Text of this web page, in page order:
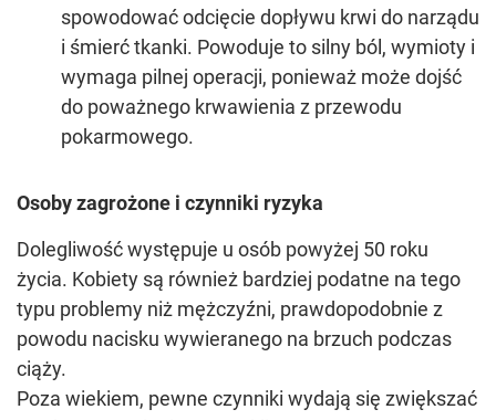
spowodować odcięcie dopływu krwi do narządu
i śmierć tkanki. Powoduje to silny ból, wymioty i
wymaga pilnej operacji, ponieważ może dojść
do poważnego krwawienia z przewodu
pokarmowego.
Osoby zagrożone i czynniki ryzyka
Dolegliwość występuje u osób powyżej 50 roku
życia. Kobiety są również bardziej podatne na tego
typu problemy niż mężczyźni, prawdopodobnie z
powodu nacisku wywieranego na brzuch podczas
ciąży.
Poza wiekiem, pewne czynniki wydają się zwiększać